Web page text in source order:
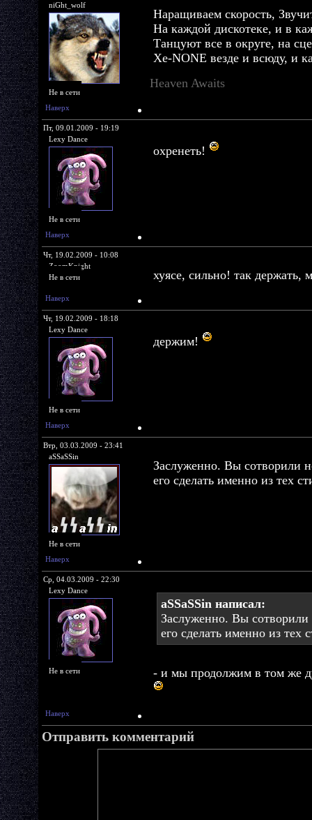
niGht_wolf
Не в сети
Наращиваем скорость,
На каждой дискотеке, и в
Танцуют все в округе, на
Xe-NONE везде и всюду, и
Heaven Awaits
Наверх
Пт, 09.01.2009 - 19:19
Lexy Dance
Не в сети
охренеть!
Наверх
Чт, 19.02.2009 - 10:08
ZoomKnight
Не в сети
хуясе, сильно! так держать,
Наверх
Чт, 19.02.2009 - 18:18
Lexy Dance
Не в сети
держим!
Наверх
Втр, 03.03.2009 - 23:41
aSSaSSin
Не в сети
Заслуженно. Вы сотворили
его сделать именно из тех
Наверх
Ср, 04.03.2009 - 22:30
Lexy Dance
Не в сети
aSSaSSin написал:
Заслуженно. Вы
его сделать именно из тех
- и мы продолжим в том же
Наверх
Отправить комментарий